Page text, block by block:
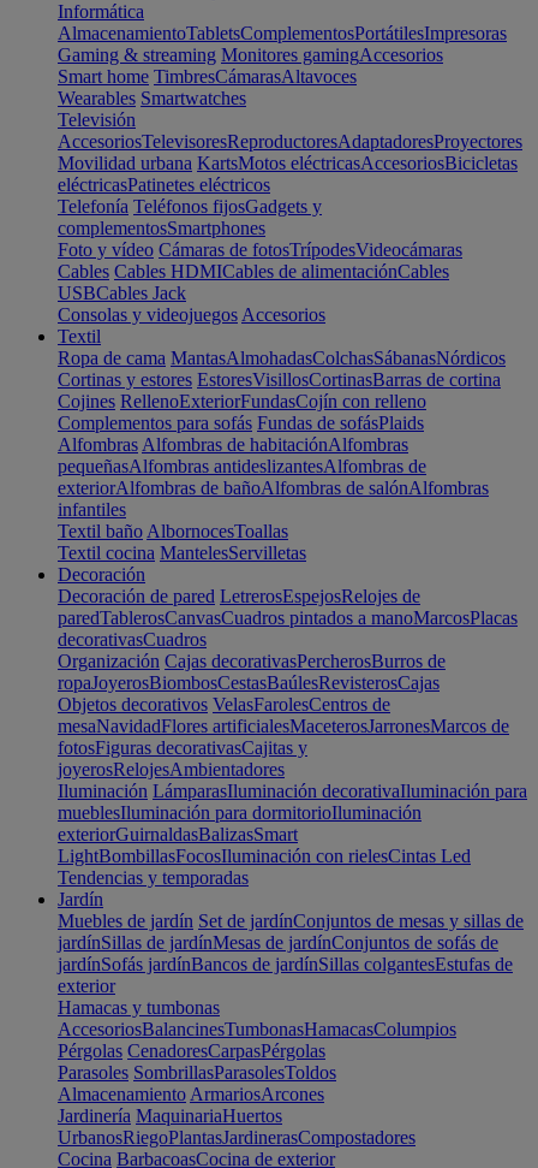
Informática
AlmacenamientoTabletsComplementosPortátilesImpresoras
Gaming & streaming Monitores gamingAccesorios
Smart home TimbresCámarasAltavoces
Wearables Smartwatches
Televisión
AccesoriosTelevisoresReproductoresAdaptadoresProyectores
Movilidad urbana KartsMotos eléctricasAccesoriosBicicletas
eléctricasPatinetes eléctricos
Telefonía Teléfonos fijosGadgets y
complementosSmartphones
Foto y vídeo Cámaras de fotosTrípodesVideocámaras
Cables Cables HDMICables de alimentaciónCables
USBCables Jack
Consolas y videojuegos Accesorios
Textil
Ropa de cama MantasAlmohadasColchasSábanasNórdicos
Cortinas y estores EstoresVisillosCortinasBarras de cortina
Cojines RellenoExteriorFundasCojín con relleno
Complementos para sofás Fundas de sofásPlaids
Alfombras Alfombras de habitaciónAlfombras
pequeñasAlfombras antideslizantesAlfombras de
exteriorAlfombras de bañoAlfombras de salónAlfombras
infantiles
Textil baño AlbornocesToallas
Textil cocina MantelesServilletas
Decoración
Decoración de pared LetrerosEspejosRelojes de
paredTablerosCanvasCuadros pintados a manoMarcosPlacas
decorativasCuadros
Organización Cajas decorativasPercherosBurros de
ropaJoyerosBiombosCestasBaúlesRevisterosCajas
Objetos decorativos VelasFarolesCentros de
mesaNavidadFlores artificialesMaceterosJarronesMarcos de
fotosFiguras decorativasCajitas y
joyerosRelojesAmbientadores
Iluminación LámparasIluminación decorativaIluminación para
mueblesIluminación para dormitorioIluminación
exteriorGuirnaldasBalizasSmart
LightBombillasFocosIluminación con rielesCintas Led
Tendencias y temporadas
Jardín
Muebles de jardín Set de jardínConjuntos de mesas y sillas de
jardínSillas de jardínMesas de jardínConjuntos de sofás de
jardínSofás jardínBancos de jardínSillas colgantesEstufas de
exterior
Hamacas y tumbonas
AccesoriosBalancinesTumbonasHamacasColumpios
Pérgolas CenadoresCarpasPérgolas
Parasoles SombrillasParasolesToldos
Almacenamiento ArmariosArcones
Jardinería MaquinariaHuertos
UrbanosRiegoPlantasJardinerasCompostadores
Cocina BarbacoasCocina de exterior